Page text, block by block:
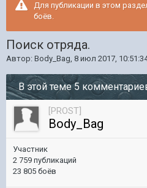
Для публикации в этом
боёв.
Поиск отряда.
Автор: Body_Bag, 8 июл 2017,
В этой теме 5
[PROST]
Body_Bag
Участник
2 759 публикаций
23 805 боёв